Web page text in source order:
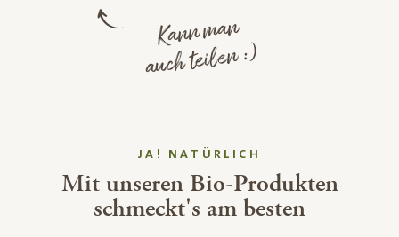
Kann man
auch teilen :)
JA! NATÜRLICH
Mit unseren Bio-Produkten
schmeckt's am besten